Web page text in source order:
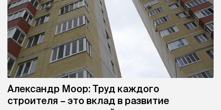
Александр Моор: Труд каждого
строителя – это вклад в развитие